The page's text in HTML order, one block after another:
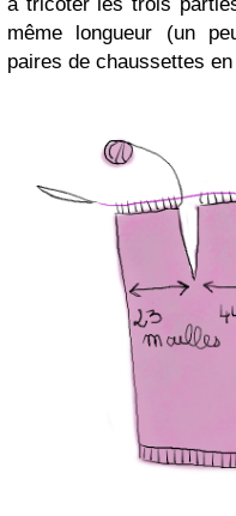
même longueur (un
paires de chaussettes